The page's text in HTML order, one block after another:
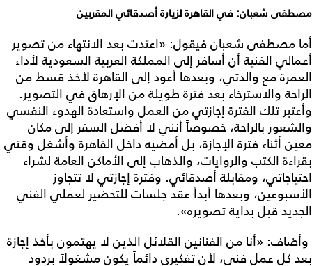
مصطفى شعبان: في القاهرة لزيارة أصدقائي المقربين
أما مصطفى شعبان فيقول: «اعتدت بعد الانتهاء من تصوير
أعمالي الفنية أن أسافر إلى المملكة العربية السعودية لأداء
العمرة مع والدتي، وبعدها أعود إلى القاهرة لأخذ قسط من
الراحة والاسترخاء بعد فترة طويلة من الإرهاق في التصوير.
وأعتبر تلك الفترة إجازتي من العمل واستعادة الهدوء النفسي
والشعور بالراحة، خصوصاً أنني لا أفضل السفر إلى مكان
معين أثناء فترة الإجازة، بل أمضيه داخل القاهرة وأشغل وقتي
بقراءة الكتب والروايات، والذهاب إلى الأماكن العامة لشراء
احتياجاتي، ومقابلة أصدقائي. وفترة إجازتي لا تتجاوز
الأسبوعين، وبعدها أبدأ عقد جلسات للتحضير لعملي الفني
الجديد قبل بداية تصويره».
وأضاف: «أنا من الفنانين القلائل الذين لا يهتمون بأخذ إجازة
بعد كل عمل فني، لأن تفكيري دائماً يكون مشغولاً بردود